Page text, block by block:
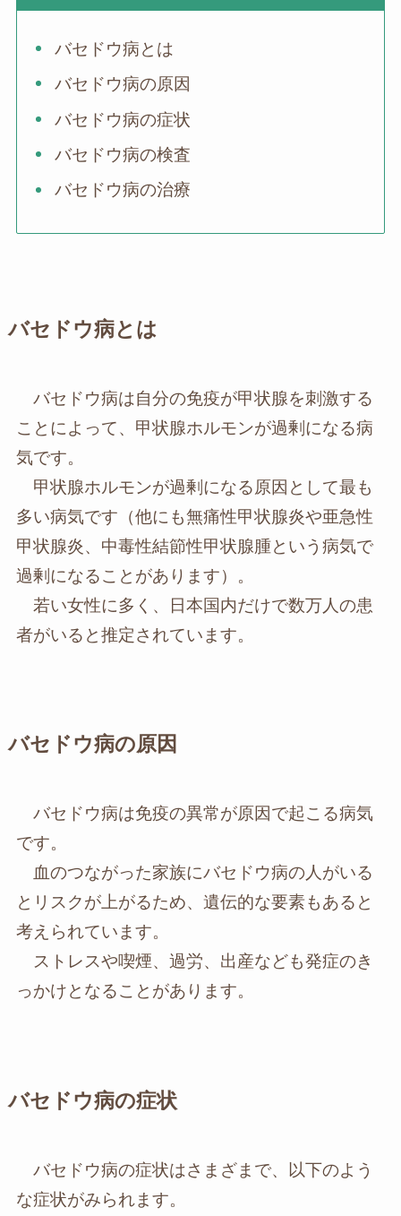
バセドウ病とは
バセドウ病の原因
バセドウ病の症状
バセドウ病の検査
バセドウ病の治療
バセドウ病とは
バセドウ病は自分の免疫が甲状腺を刺激する
ことによって、甲状腺ホルモンが過剰になる病
気です。
甲状腺ホルモンが過剰になる原因として最も
多い病気です（他にも無痛性甲状腺炎や亜急性
甲状腺炎、中毒性結節性甲状腺腫という病気で
過剰になることがあります）。
若い女性に多く、日本国内だけで数万人の患
者がいると推定されています。
バセドウ病の原因
バセドウ病は免疫の異常が原因で起こる病気
です。
血のつながった家族にバセドウ病の人がいる
とリスクが上がるため、遺伝的な要素もあると
考えられています。
ストレスや喫煙、過労、出産なども発症のき
っかけとなることがあります。
バセドウ病の症状
バセドウ病の症状はさまざまで、以下のよう
な症状がみられます。